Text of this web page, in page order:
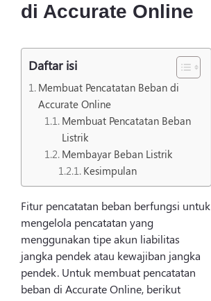
di Accurate Online
Daftar isi
Membuat Pencatatan Beban di
Accurate Online
Membuat Pencatatan Beban
Listrik
Membayar Beban Listrik
Kesimpulan
Fitur pencatatan beban berfungsi untuk
mengelola pencatatan yang
menggunakan tipe akun liabilitas
jangka pendek atau kewajiban jangka
pendek. Untuk membuat pencatatan
beban di Accurate Online, berikut